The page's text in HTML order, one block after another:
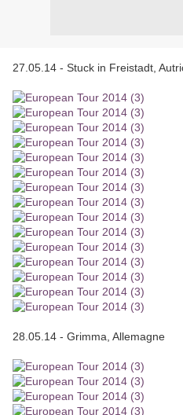
27.05.14 - Stuck in Freistadt,
28.05.14 - Grimma, Allemagne